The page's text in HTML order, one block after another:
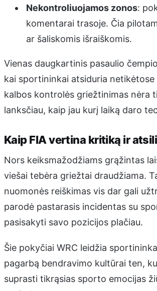
Nekontroliuojamos zonos:
komentarai trasoje. Čia
ar šaliskomis išraiškomis.
Vienas daugkartinis pasaulio
kai sportininkai atsiduria
kalbos kontrolės griežtinimas nėra
lanksčiau, kaip jau kurį laiką daro
Kaip FIA vertina kritiką ir
Nors keiksmažodžiams grąžintas
viešai tebėra griežtai draudžiama.
nuomonės reiškimas vis dar gali
parodė pastarasis incidentas su
pasisakyti savo pozicijos plačiau.
Šie pokyčiai WRC leidžia
pagarbą bendravimo kultūrai ten,
suprasti tikrąsias sporto emocijas